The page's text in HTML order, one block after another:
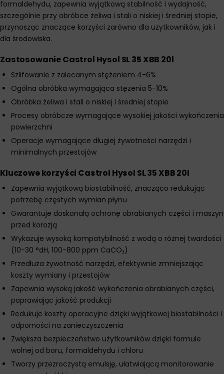
szczególnie przy obróbce żeliwa i stali o niskiej i średniej stopie,
przynosząc znaczące korzyści zarówno dla użytkowników, jak i
dla środowiska.
Szlifowanie z zalecanym stężeniem 4-6%
Ogólna obróbka wymagająca stężenia 5-10%
Obróbka żeliwa i stali o niskiej i średniej stopie
Procesy obróbcze wymagające wysokiej jakości wykończenia
powierzchni
Operacje wymagające długiej żywotności narzędzi i
minimalnych przestojów
Zapewnia wyjątkową biostabilność, znacząco redukując
potrzebę częstych wymian płynu
Gwarantuje doskonałą ochronę obrabianych części i maszyn
przed korozją
Wykazuje wysoką kompatybilność z wodą o różnej twardości
(10-30 °dH, 100-800 ppm CaCO₃)
Przedłuża żywotność narzędzi, efektywnie zmniejszając
koszty wymiany i przestojów
Zapewnia wysoką jakość wykończenia obrabianych części,
poprawiając jakość produkcji
Redukuje koszty operacyjne dzięki wyjątkowej biostabilności i
odporności na zanieczyszczenia
Zwiększa bezpieczeństwo użytkowników dzięki formule
wolnej od boru, formaldehydu i chloru
Tworzy przezroczystą emulsję, ułatwiającą monitorowanie
procesu obróbki